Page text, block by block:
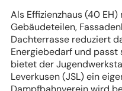
Als Effizienzhaus (40
Gebäudeteilen,
Dachterrasse reduziert
Energiebedarf und passt
bietet der
Leverkusen (JSL) ein